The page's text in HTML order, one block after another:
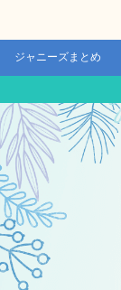
ジャニーズまとめ